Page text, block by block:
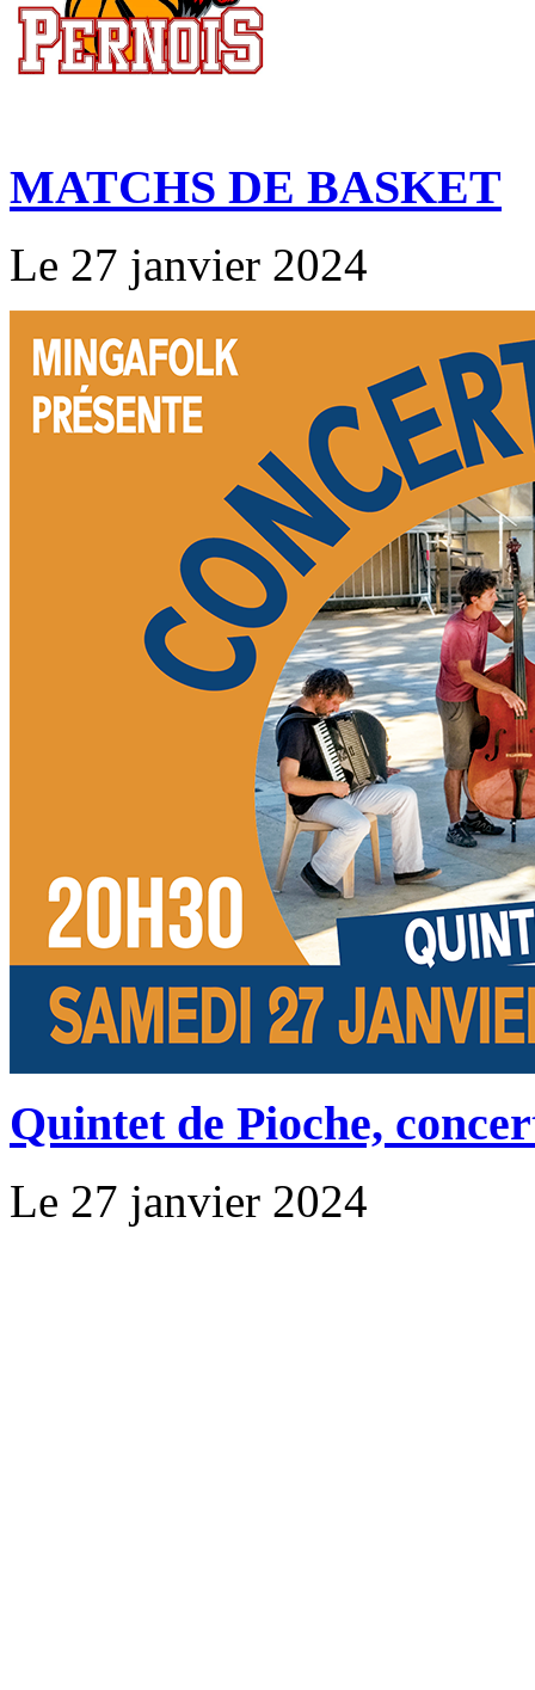
MATCHS DE BASKET
Le 27 janvier 2024
Quintet de Pioche,
Le 27 janvier 2024